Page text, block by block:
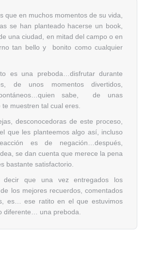
que en muchos momentos de su vida,
se han planteado hacerse un book,
una ciudad, en mitad del campo o en
tan bello y bonito como cualquier
es una preboda…disfrutar durante
de unos momentos divertidos,
sabe, de unas
muestren tal cual eres.
desconocedoras de este proceso,
que les planteemos algo así, incluso
es de negación…después,
se dan cuenta que merece la pena
bastante satisfactorio.
decir que una vez entregados los
los mejores recuerdos, comentados
es… ese ratito en el que estuvimos
diferente… una preboda.